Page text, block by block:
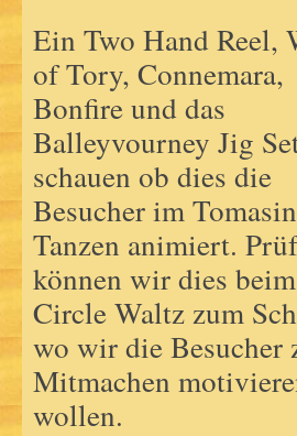
Ein Two Hand Reel,
of Tory, Connemara,
Bonfire und das
Balleyvourney Jig
schauen ob dies die
Besucher im
Tanzen animiert.
können wir dies beim
Circle Waltz zum
wo wir die Besucher
Mitmachen
wollen.